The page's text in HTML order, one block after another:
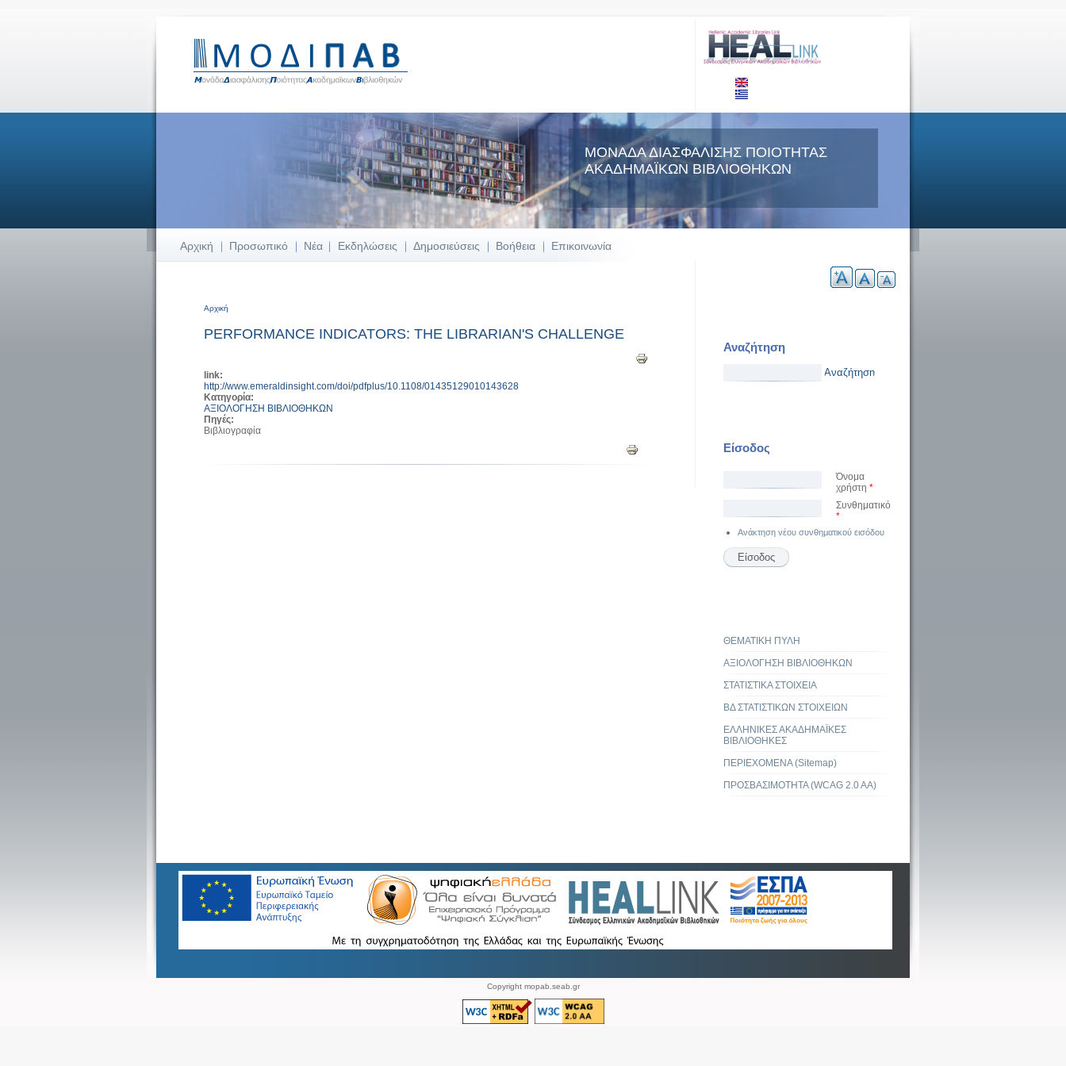
ΜΟΝΑΔΑ ΔΙΑΣΦΑΛΙΣΗΣ ΠΟΙΟΤΗΤΑΣ
ΑΚΑΔΗΜΑΪΚΩΝ ΒΙΒΛΙΟΘΗΚΩΝ
Αρχική Προσωπικό Νέα Εκδηλώσεις Δημοσιεύσεις Βοήθεια Επικοινωνία
Αρχική
PERFORMANCE INDICATORS: THE LIBRARIAN'S CHALLENGE
link:
http://www.emeraldinsight.com/doi/pdfplus/10.1108/01435129010143628
Κατηγορία:
ΑΞΙΟΛΟΓΗΣΗ ΒΙΒΛΙΟΘΗΚΩΝ
Πηγές:
Βιβλιογραφία
Αναζήτηση
Είσοδος
Όνομα
χρήστη *
Συνθηματικό
*
Ανάκτηση νέου συνθηματικού εισόδου
ΘΕΜΑΤΙΚΗ ΠΥΛΗ
ΑΞΙΟΛΟΓΗΣΗ ΒΙΒΛΙΟΘΗΚΩΝ
ΣΤΑΤΙΣΤΙΚΑ ΣΤΟΙΧΕΙΑ
ΒΔ ΣΤΑΤΙΣΤΙΚΩΝ ΣΤΟΙΧΕΙΩΝ
ΕΛΛΗΝΙΚΕΣ ΑΚΑΔΗΜΑΪΚΕΣ
ΒΙΒΛΙΟΘΗΚΕΣ
ΠΕΡΙΕΧΟΜΕΝΑ (Sitemap)
ΠΡΟΣΒΑΣΙΜΟΤΗΤΑ (WCAG 2.0 AA)
Copyright mopab.seab.gr